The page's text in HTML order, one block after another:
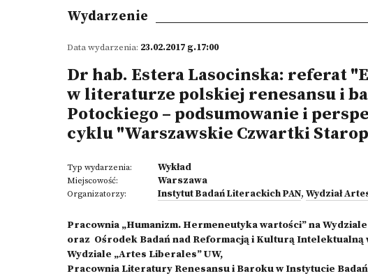
Wydarzenie
Data wydarzenia: 23.02.2017 g.17:00
Dr hab. Estera Lasocinska: referat
w literaturze polskiej renesansu i
Potockiego – podsumowanie i
cyklu "Warszawskie Czwartki
Typ wydarzenia: Wykład
Miejscowość: Warszawa
Organizatorzy: Instytut Badań Literackich PAN, Wydział
Pracownia „Humanizm. Hermeneutyka wartości” na
oraz Ośrodek Badań nad Reformacją i Kulturą
Wydziale „Artes Liberales” UW,
Pracownia Literatury Renesansu i Baroku w Instytucie